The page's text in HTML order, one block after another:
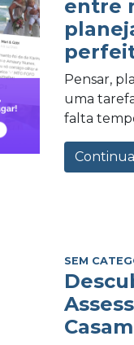
entre
Pensar,
uma
falta
SEM